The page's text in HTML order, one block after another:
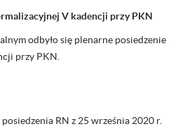
V kadencji przy PKN
odbyło się plenarne posiedzenie
przy PKN.
RN z 25 września 2020 r.